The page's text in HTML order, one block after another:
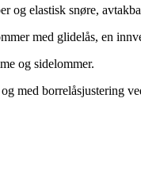
og elastisk snøre,
med glidelås, en
og sidelommer.
med borrelåsjustering